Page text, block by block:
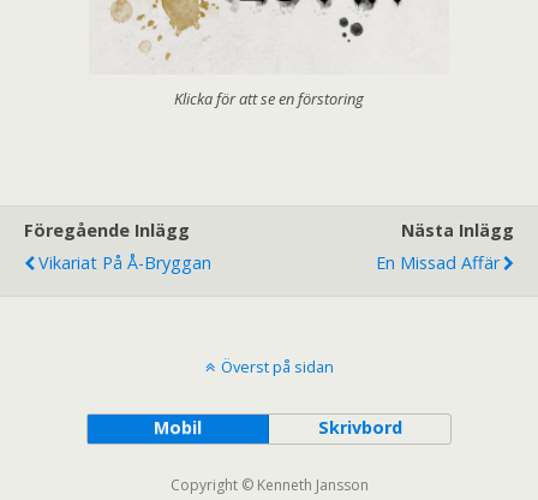
Klicka för att se en förstoring
Föregående Inlägg
Vikariat På Å-Bryggan
Nästa Inlägg
En Missad Affär
Överst på sidan
Mobil Skrivbord
Copyright © Kenneth Jansson